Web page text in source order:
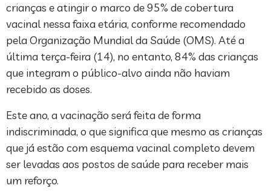
crianças e atingir o marco de 95% de cobertura
vacinal nessa faixa etária, conforme recomendado
pela Organização Mundial da Saúde (OMS). Até a
última terça-feira (14), no entanto, 84% das crianças
que integram o público-alvo ainda não haviam
recebido as doses.
Este ano, a vacinação será feita de forma
indiscriminada, o que significa que mesmo as crianças
que já estão com esquema vacinal completo devem
ser levadas aos postos de saúde para receber mais
um reforço.